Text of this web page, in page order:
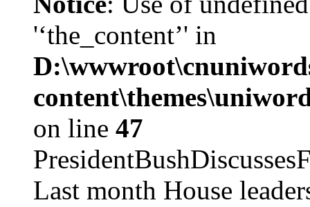
'‘the_content’' in
on line 47
Last month House